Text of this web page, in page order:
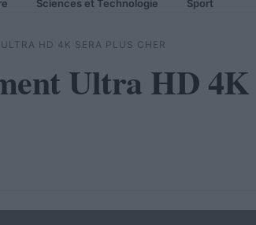
Sciences et Technologie Sport
HD 4K SERA PLUS CHER
Ultra HD 4K